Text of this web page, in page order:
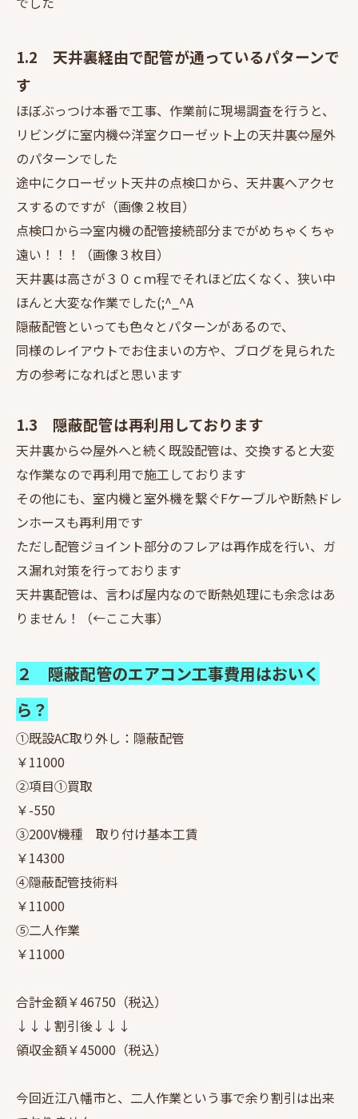
1.2 天井裏経由で配管が通っているパターンで
す
ほぼぶっつけ本番で工事、作業前に現場調査を行うと、
リビングに室内機⇔洋室クローゼット上の天井裏⇔屋外
のパターンでした
途中にクローゼット天井の点検口から、天井裏へアクセ
スするのですが（画像２枚目）
点検口から⇒室内機の配管接続部分までがめちゃくちゃ
遠い！！！（画像３枚目）
天井裏は高さが３０ｃｍ程でそれほど広くなく、狭い中
ほんと大変な作業でした(;^_^A
隠蔽配管といっても色々とパターンがあるので、
同様のレイアウトでお住まいの方や、ブログを見られた
方の参考になればと思います
1.3 隠蔽配管は再利用しております
天井裏から⇔屋外へと続く既設配管は、交換すると大変
な作業なので再利用で施工しております
その他にも、室内機と室外機を繋ぐFケーブルや断熱ドレ
ンホースも再利用です
ただし配管ジョイント部分のフレアは再作成を行い、ガ
ス漏れ対策を行っております
天井裏配管は、言わば屋内なので断熱処理にも余念はあ
りません！（←ここ大事）
２ 隠蔽配管のエアコン工事費用はおいく
ら？
①既設AC取り外し：隠蔽配管
￥11000
②項目①買取
￥-550
③200V機種 取り付け基本工賃
￥14300
④隠蔽配管技術料
￥11000
⑤二人作業
￥11000
合計金額￥46750（税込）
↓↓↓割引後↓↓↓
領収金額￥45000（税込）
今回近江八幡市と、二人作業という事で余り割引は出来